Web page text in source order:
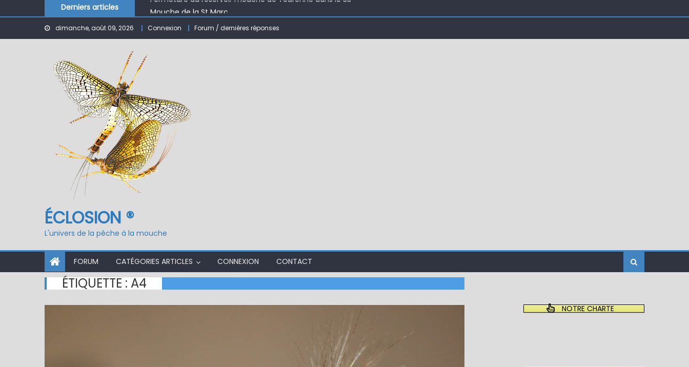
Derniers articles
Mouche de la St Marc
Le réservoir de BANSON ( 63 )
Nymphe pour NAV – Rubberball
dimanche, août 09, 2026 Connexion Forum / dernières réponses
ÉCLOSION ®
L'univers de la pêche à la mouche
FORUM CATÉGORIES ARTICLES CONNEXION CONTACT
ÉTIQUETTE :A4
NOTRE CHARTE